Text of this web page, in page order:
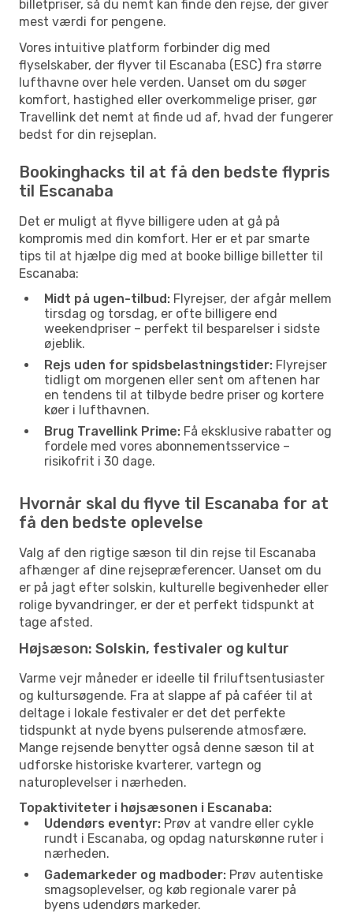
billetpriser, så du nemt kan finde den rejse, der giver
mest værdi for pengene.
Vores intuitive platform forbinder dig med
flyselskaber, der flyver til Escanaba (ESC) fra større
lufthavne over hele verden. Uanset om du søger
komfort, hastighed eller overkommelige priser, gør
Travellink det nemt at finde ud af, hvad der fungerer
bedst for din rejseplan.
Bookinghacks til at få den bedste flypris
til Escanaba
Det er muligt at flyve billigere uden at gå på
kompromis med din komfort. Her er et par smarte
tips til at hjælpe dig med at booke billige billetter til
Escanaba:
Midt på ugen-tilbud: Flyrejser, der afgår mellem
tirsdag og torsdag, er ofte billigere end
weekendpriser – perfekt til besparelser i sidste
øjeblik.
Rejs uden for spidsbelastningstider: Flyrejser
tidligt om morgenen eller sent om aftenen har
en tendens til at tilbyde bedre priser og kortere
køer i lufthavnen.
Brug Travellink Prime: Få eksklusive rabatter og
fordele med vores abonnementsservice –
risikofrit i 30 dage.
Hvornår skal du flyve til Escanaba for at
få den bedste oplevelse
Valg af den rigtige sæson til din rejse til Escanaba
afhænger af dine rejsepræferencer. Uanset om du
er på jagt efter solskin, kulturelle begivenheder eller
rolige byvandringer, er der et perfekt tidspunkt at
tage afsted.
Højsæson: Solskin, festivaler og kultur
Varme vejr måneder er ideelle til friluftsentusiaster
og kultursøgende. Fra at slappe af på caféer til at
deltage i lokale festivaler er det det perfekte
tidspunkt at nyde byens pulserende atmosfære.
Mange rejsende benytter også denne sæson til at
udforske historiske kvarterer, vartegn og
naturoplevelser i nærheden.
Topaktiviteter i højsæsonen i Escanaba:
Udendørs eventyr: Prøv at vandre eller cykle
rundt i Escanaba, og opdag naturskønne ruter i
nærheden.
Gademarkeder og madboder: Prøv autentiske
smagsoplevelser, og køb regionale varer på
byens udendørs markeder.